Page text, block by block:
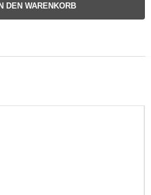
IN DEN WARENKORB